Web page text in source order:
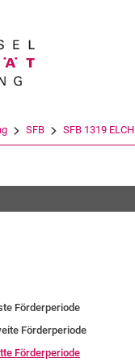
SFB SFB 1319 ELCH
Förderperiode
Förderperiode
Förderperiode